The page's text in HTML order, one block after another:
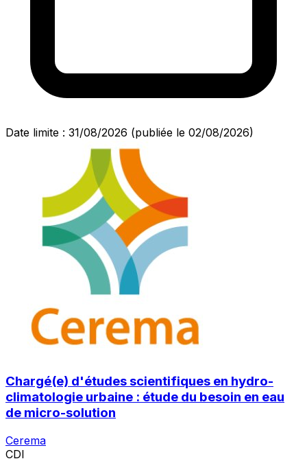
Date limite : 31/08/2026 (publiée le 02/08/2026)
Chargé(e) d'études scientifiques en hydro-
climatologie urbaine : étude du besoin en eau
de micro-solution
Cerema
CDI